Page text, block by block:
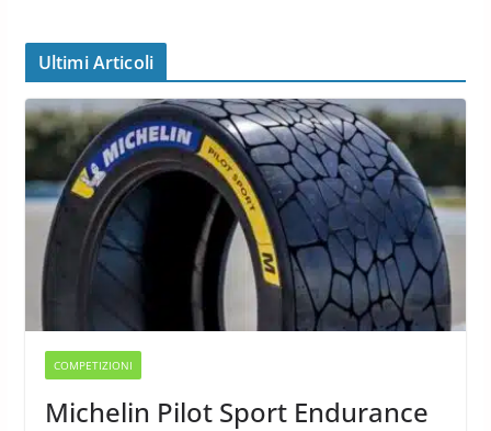
Ultimi Articoli
COMPETIZIONI
Michelin Pilot Sport Endurance